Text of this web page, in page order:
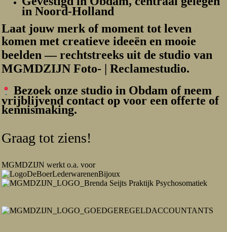
in Noord-Holland
Laat jouw merk of moment tot leven
komen met creatieve ideeën en mooie
beelden — rechtstreeks uit de studio van
MGMDZIJN Foto- | Reclamestudio.
Bezoek onze studio in Obdam of neem
vrijblijvend contact op voor een offerte of
kennismaking.
Graag tot ziens!
MGMDZIJN werkt o.a. voor